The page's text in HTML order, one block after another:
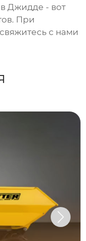
в Джидде - вот
При
с нами